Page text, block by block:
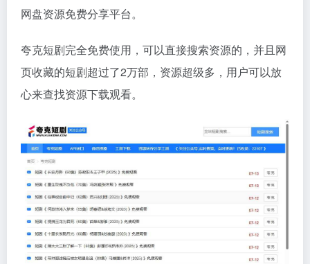
网盘资源免费分享平台。
夸克短剧完全免费使用，可以直接搜索资源的，并且网
页收藏的短剧超过了2万部，资源超级多，用户可以放
心来查找资源下载观看。